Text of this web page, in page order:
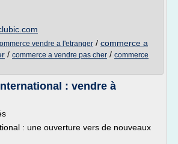
vendre a l'etranger / commerce a
/ commerce a vendre pas cher / commerce
: vendre à
: une ouverture vers de nouveaux